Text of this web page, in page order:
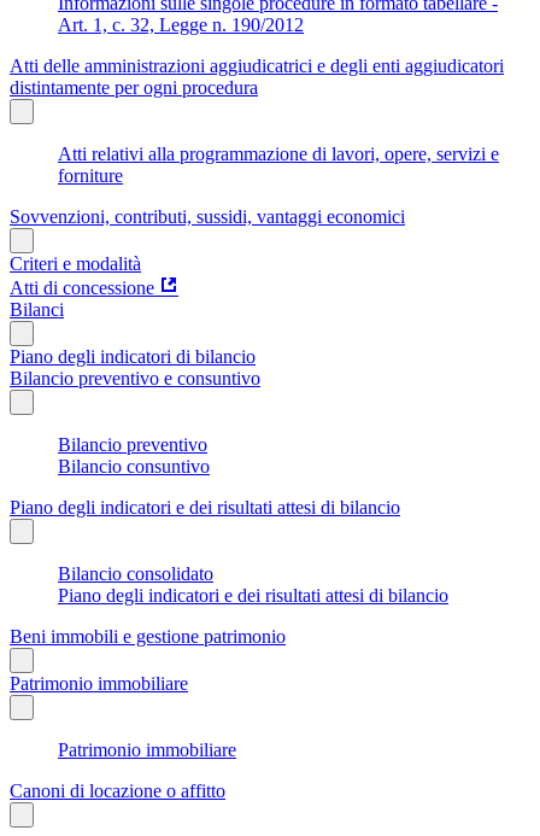
Art. 1, c. 32, Legge n. 190/2012
Atti delle amministrazioni aggiudicatrici e degli enti aggiudicatori
distintamente per ogni procedura
Atti relativi alla programmazione di lavori, opere, servizi e
forniture
Sovvenzioni, contributi, sussidi, vantaggi economici
Criteri e modalità
Atti di concessione
Bilanci
Piano degli indicatori di bilancio
Bilancio preventivo e consuntivo
Bilancio preventivo
Bilancio consuntivo
Piano degli indicatori e dei risultati attesi di bilancio
Bilancio consolidato
Piano degli indicatori e dei risultati attesi di bilancio
Beni immobili e gestione patrimonio
Patrimonio immobiliare
Patrimonio immobiliare
Canoni di locazione o affitto